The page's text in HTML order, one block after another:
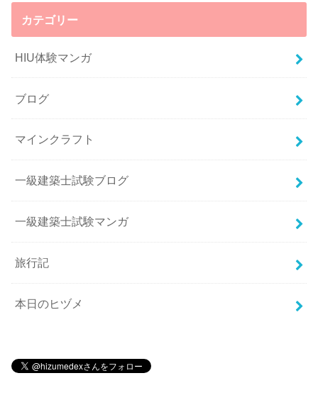
カテゴリー
HIU体験マンガ
ブログ
マインクラフト
一級建築士試験ブログ
一級建築士試験マンガ
旅行記
本日のヒヅメ